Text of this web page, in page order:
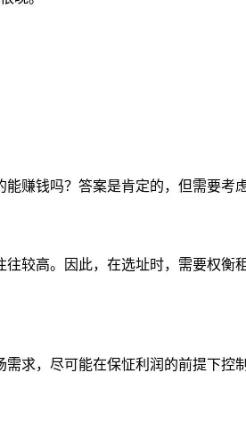
赚钱吗？答案是肯定的，但需要考
较高。因此，在选址时，需要权衡
求，尽可能在保怔利润的前提下控制